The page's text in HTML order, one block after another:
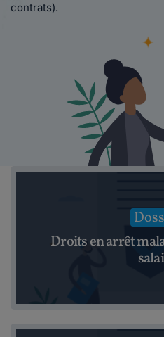
contrats).
Droits en arrêt